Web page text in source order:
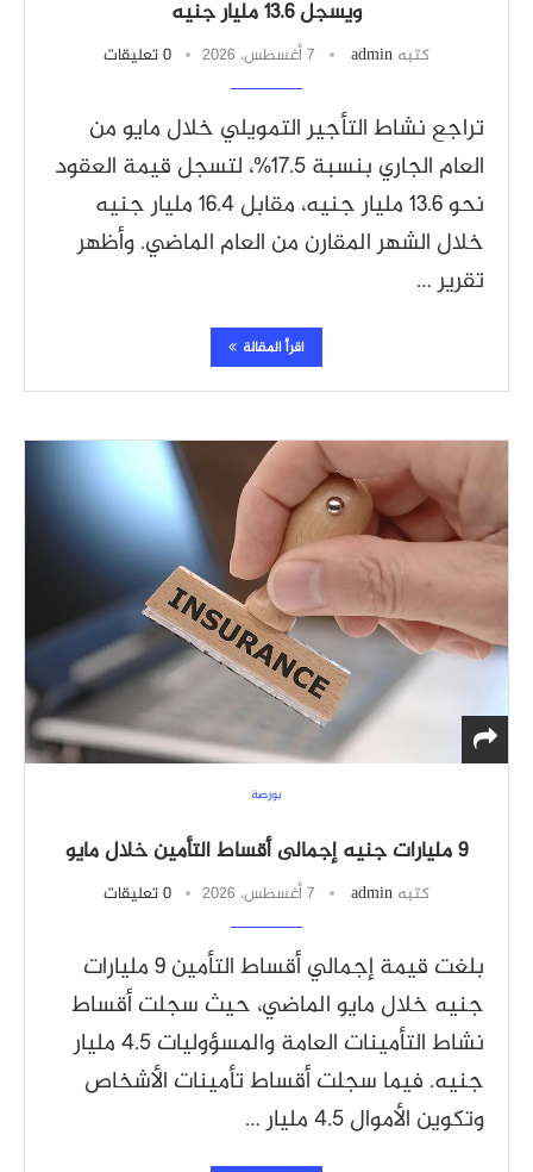
ويسجل 13.6 مليار جنيه
كتبه admin 7 أغسطس، 2026 0 تعليقات
تراجع نشاط التأجير التمويلي خلال مايو من
العام الجاري بنسبة 17.5%، لتسجل قيمة العقود
نحو 13.6 مليار جنيه، مقابل 16.4 مليار جنيه
خلال الشهر المقارن من العام الماضي. وأظهر
تقرير …
اقرأ المقالة
بورصة
9 مليارات جنيه إجمالى أقساط التأمين خلال مايو
كتبه admin 7 أغسطس، 2026 0 تعليقات
بلغت قيمة إجمالي أقساط التأمين 9 مليارات
جنيه خلال مايو الماضي، حيث سجلت أقساط
نشاط التأمينات العامة والمسؤوليات 4.5 مليار
جنيه. فيما سجلت أقساط تأمينات الأشخاص
وتكوين الأموال 4.5 مليار …